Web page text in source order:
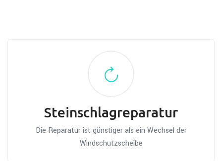
Steinschlagreparatur
Die Reparatur ist günstiger als ein Wechsel der
Windschutzscheibe